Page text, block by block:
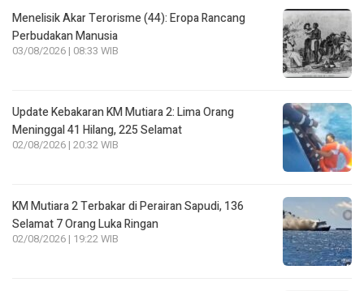
Menelisik Akar Terorisme (44): Eropa Rancang
Perbudakan Manusia
03/08/2026 | 08:33 WIB
Update Kebakaran KM Mutiara 2: Lima Orang
Meninggal 41 Hilang, 225 Selamat
02/08/2026 | 20:32 WIB
KM Mutiara 2 Terbakar di Perairan Sapudi, 136
Selamat 7 Orang Luka Ringan
02/08/2026 | 19:22 WIB